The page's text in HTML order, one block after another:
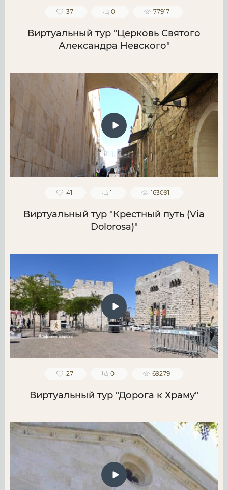
37 0 77917
Виртуальный тур "Церковь Святого
Александра Невского"
41 1 163091
Виртуальный тур "Крестный путь (Via
Dolorosa)"
27 0 69279
Виртуальный тур "Дорога к Храму"